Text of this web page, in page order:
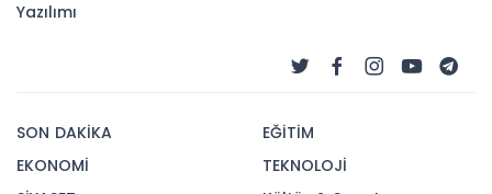
Yazılımı
SON DAKİKA
EKONOMİ
EĞİTİM
TEKNOLOJİ